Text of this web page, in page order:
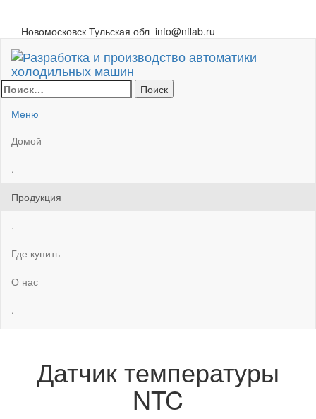
Новомосковск Тульская обл info@nflab.ru
Разработка и производство автоматики
холодильных машин
автоматика ХМ
Меню
Домой
.
Продукция
.
Где купить
О нас
.
Датчик температуры
NTC